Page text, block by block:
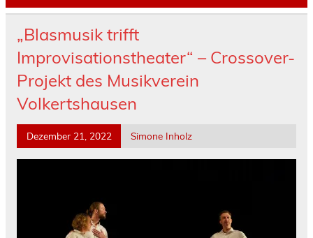
„Blasmusik trifft
Improvisationstheater“ – Crossover-
Projekt des Musikverein
Volkertshausen
Dezember 21, 2022 Simone Inholz